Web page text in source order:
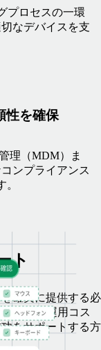
プロセスの一環
なデバイスを支
性を確保
理（MDM）ま
ンプライアンス
ト
確実に提供する必
作業や運用コス
をサポートする方